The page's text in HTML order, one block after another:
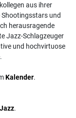
aus ihrer
und
herausragende
Jazz-Schlagzeuger
und hochvirtuose
Kalender.
Jazz.